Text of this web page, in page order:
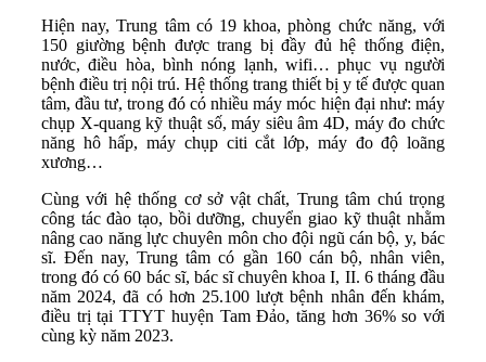
Hiện nay, Trung tâm có 19 khoa, phòng chức năng, với
150 giường bệnh được trang bị đầy đủ hệ thống điện,
nước, điều hòa, bình nóng lạnh, wifi… phục vụ người
bệnh điều trị nội trú. Hệ thống trang thiết bị y tế được quan
tâm, đầu tư, trong đó có nhiều máy móc hiện đại như: máy
chụp X-quang kỹ thuật số, máy siêu âm 4D, máy đo chức
năng hô hấp, máy chụp citi cắt lớp, máy đo độ loãng
xương…
Cùng với hệ thống cơ sở vật chất, Trung tâm chú trọng
công tác đào tạo, bồi dưỡng, chuyển giao kỹ thuật nhằm
nâng cao năng lực chuyên môn cho đội ngũ cán bộ, y, bác
sĩ. Đến nay, Trung tâm có gần 160 cán bộ, nhân viên,
trong đó có 60 bác sĩ, bác sĩ chuyên khoa I, II. 6 tháng đầu
năm 2024, đã có hơn 25.100 lượt bệnh nhân đến khám,
điều trị tại TTYT huyện Tam Đảo, tăng hơn 36% so với
cùng kỳ năm 2023.